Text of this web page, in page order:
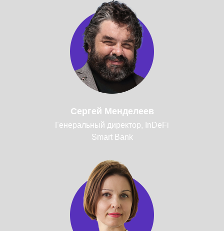
Сергей Менделеев
Генеральный директор, InDeFi
Smart Bank